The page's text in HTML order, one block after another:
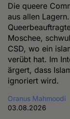
Die queere
aus allen
Moschee,
CSD, wo ein
verübt hat. Im
ärgert, dass
ignoriert wird.
Oranus Mahmoodi
03.08.2026